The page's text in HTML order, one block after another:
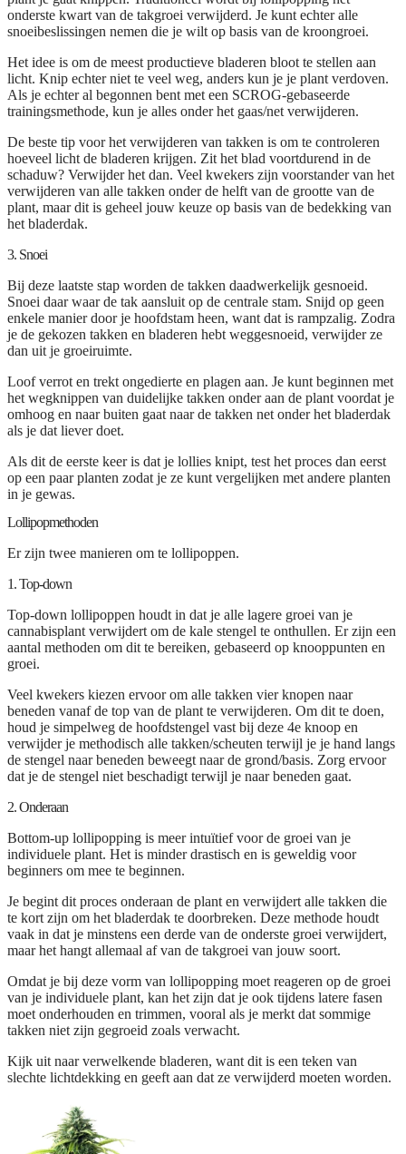
onderste kwart van de takgroei verwijderd. Je kunt echter alle
snoeibeslissingen nemen die je wilt op basis van de kroongroei.
Het idee is om de meest productieve bladeren bloot te stellen aan
licht. Knip echter niet te veel weg, anders kun je je plant verdoven.
Als je echter al begonnen bent met een SCROG-gebaseerde
trainingsmethode, kun je alles onder het gaas/net verwijderen.
De beste tip voor het verwijderen van takken is om te controleren
hoeveel licht de bladeren krijgen. Zit het blad voortdurend in de
schaduw? Verwijder het dan. Veel kwekers zijn voorstander van het
verwijderen van alle takken onder de helft van de grootte van de
plant, maar dit is geheel jouw keuze op basis van de bedekking van
het bladerdak.
3. Snoei
Bij deze laatste stap worden de takken daadwerkelijk gesnoeid.
Snoei daar waar de tak aansluit op de centrale stam. Snijd op geen
enkele manier door je hoofdstam heen, want dat is rampzalig. Zodra
je de gekozen takken en bladeren hebt weggesnoeid, verwijder ze
dan uit je groeiruimte.
Loof verrot en trekt ongedierte en plagen aan. Je kunt beginnen met
het wegknippen van duidelijke takken onder aan de plant voordat je
omhoog en naar buiten gaat naar de takken net onder het bladerdak
als je dat liever doet.
Als dit de eerste keer is dat je lollies knipt, test het proces dan eerst
op een paar planten zodat je ze kunt vergelijken met andere planten
in je gewas.
Lollipopmethoden
Er zijn twee manieren om te lollipoppen.
1. Top-down
Top-down lollipoppen houdt in dat je alle lagere groei van je
cannabisplant verwijdert om de kale stengel te onthullen. Er zijn een
aantal methoden om dit te bereiken, gebaseerd op knooppunten en
groei.
Veel kwekers kiezen ervoor om alle takken vier knopen naar
beneden vanaf de top van de plant te verwijderen. Om dit te doen,
houd je simpelweg de hoofdstengel vast bij deze 4e knoop en
verwijder je methodisch alle takken/scheuten terwijl je je hand langs
de stengel naar beneden beweegt naar de grond/basis. Zorg ervoor
dat je de stengel niet beschadigt terwijl je naar beneden gaat.
2. Onderaan
Bottom-up lollipopping is meer intuïtief voor de groei van je
individuele plant. Het is minder drastisch en is geweldig voor
beginners om mee te beginnen.
Je begint dit proces onderaan de plant en verwijdert alle takken die
te kort zijn om het bladerdak te doorbreken. Deze methode houdt
vaak in dat je minstens een derde van de onderste groei verwijdert,
maar het hangt allemaal af van de takgroei van jouw soort.
Omdat je bij deze vorm van lollipopping moet reageren op de groei
van je individuele plant, kan het zijn dat je ook tijdens latere fasen
moet onderhouden en trimmen, vooral als je merkt dat sommige
takken niet zijn gegroeid zoals verwacht.
Kijk uit naar verwelkende bladeren, want dit is een teken van
slechte lichtdekking en geeft aan dat ze verwijderd moeten worden.